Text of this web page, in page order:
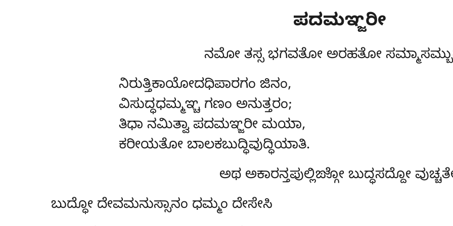
ಪದಮಞ್ಜರೀ
ನಮೋ ತಸ್ಸ ಭಗವತೋ ಅರಹತೋ
ನಿರುತ್ತಿಕಾಯೋದಧಿಪಾರಗಂ ಜಿನಂ,
ವಿಸುದ್ಧಧಮ್ಮಞ್ಚ ಗಣಂ ಅನುತ್ತರಂ;
ತಿಧಾ ನಮಿತ್ವಾ ಪದಮಞ್ಜರೀ ಮಯಾ,
ಕರೀಯತೋ ಬಾಲಕಬುದ್ಧಿವುದ್ಧಿಯಾತಿ.
ಅಥ ಅಕಾರನ್ತಪುಲ್ಲಿಙ್ಗೋ ಬುದ್ಧಸದ್ದೋ
ಬುದ್ಧೋ ದೇವಮನುಸ್ಸಾನಂ ಧಮ್ಮಂ ದೇಸೇಸಿ